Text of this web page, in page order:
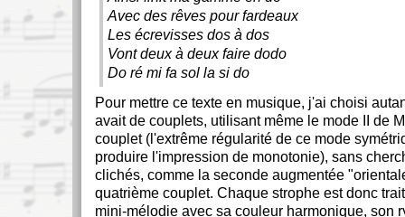
Avec des rêves pour fardeaux
Les écrevisses dos à dos
Vont deux à deux faire dodo
Do ré mi fa sol la si do
Pour mettre ce texte en musique, j'ai choisi
avait de couplets, utilisant même le mode II de
couplet (l'extrême régularité de ce mode
produire l'impression de monotonie), sans
clichés, comme la seconde augmentée
quatrième couplet. Chaque strophe est donc
mini-mélodie avec sa couleur harmonique, son